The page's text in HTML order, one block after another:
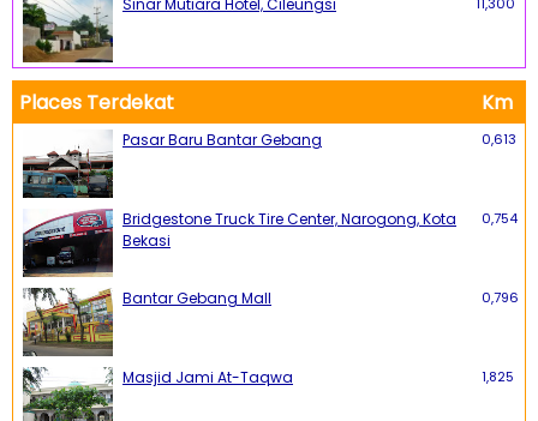
Sinar Mutiara Hotel, Cileungsi 11,300
Places Terdekat Km
Pasar Baru Bantar Gebang 0,613
Bridgestone Truck Tire Center, Narogong, Kota
Bekasi
0,754
Bantar Gebang Mall 0,796
Masjid Jami At-Taqwa 1,825